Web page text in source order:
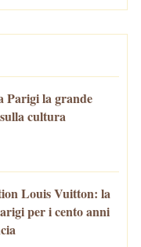
Parigi la grande
cultura
Louis Vuitton: la
per i cento anni